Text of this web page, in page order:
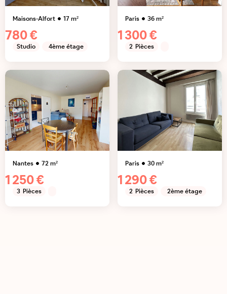
Maisons-Alfort 17m²
780 €
Studio 4ème étage
Paris 36m²
1 300 €
2 Pièces
Nantes 72m²
1 250 €
3 Pièces
Paris 30m²
1 290 €
2 Pièces 2ème étage